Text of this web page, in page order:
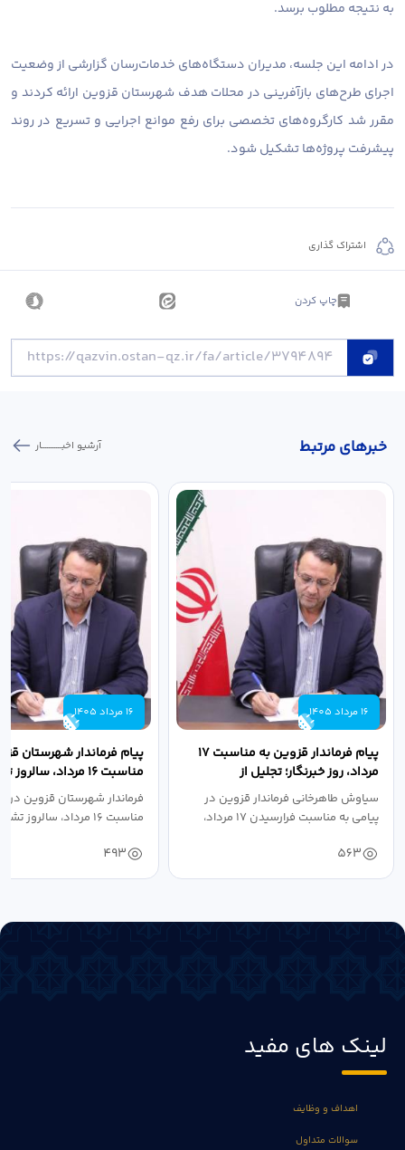
به نتیجه مطلوب برسد.
در ادامه این جلسه، مدیران دستگاه‌های خدمات‌رسان گزارشی از وضعیت
اجرای طرح‌های بازآفرینی در محلات هدف شهرستان قزوین ارائه کردند و
مقرر شد کارگروه‌های تخصصی برای رفع موانع اجرایی و تسریع در روند
پیشرفت پروژه‌ها تشکیل شود.
اشتراک گذاری
چاپ کردن
خبر‌های مرتبط آرشیو اخبـــــــــــار
16 مرداد 1405
پیام فرماندار قزوین به مناسبت ۱۷
مرداد، روز خبرنگار؛ تجلیل از
طلایه‌داران...
سیاوش طاهرخانی فرماندار قزوین در
پیامی به مناسبت فرارسیدن ۱۷ مرداد،
563
16 مرداد 1405
پیام فرماندار شهرستان
مناسبت ۱۶ مرداد،
جهاد دانشگاهی
فرماندار شهرستان قزوین در
مناسبت ۱۶ مرداد، سالروز تشکیل جهاد...
493
لینک های مفید
اهداف و وظایف
سوالات متداول